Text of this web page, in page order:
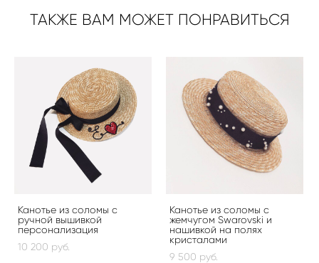
ТАКЖЕ ВАМ МОЖЕТ ПОНРАВИТЬСЯ
Канотье из соломы с
ручной вышивкой
персонализация
10 200 pуб.
Канотье из соломы с
жемчугом Swarovski и
нашивкой на полях
кристалами
9 500 pуб.